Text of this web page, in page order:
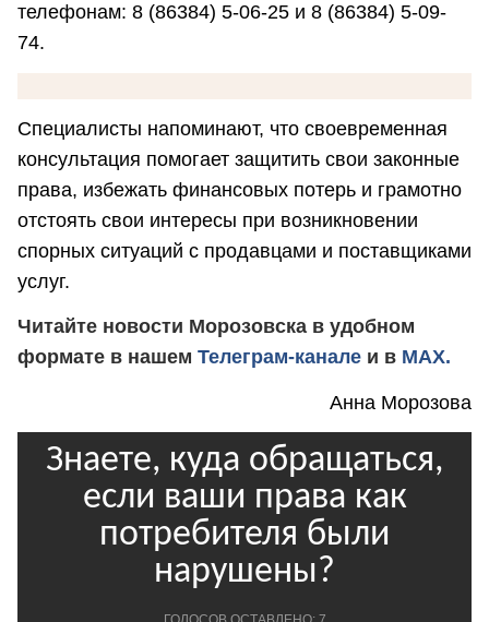
телефонам: 8 (86384) 5-06-25 и 8 (86384) 5-09-
74.
Специалисты напоминают, что своевременная
консультация помогает защитить свои законные
права, избежать финансовых потерь и грамотно
отстоять свои интересы при возникновении
спорных ситуаций с продавцами и поставщиками
услуг.
Читайте новости Морозовска в удобном
формате в нашем Телеграм-канале и в MAX.
Анна Морозова